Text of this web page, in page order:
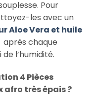
Pour
les avec un
Aloe Vera et huile
après chaque
l’humidité.
4 Pièces
afro très épais ?